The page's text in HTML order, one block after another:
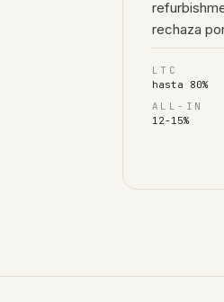
rechaza
LTC
hasta 80%
ALL-IN
12-15%